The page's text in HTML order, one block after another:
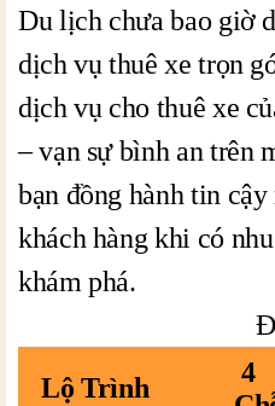
Du lịch chưa bao giờ
dịch vụ thuê xe trọn
dịch vụ cho thuê xe
– vạn sự bình an trên
bạn đồng hành tin
khách hàng khi có
khám phá.
Lộ Trình
4